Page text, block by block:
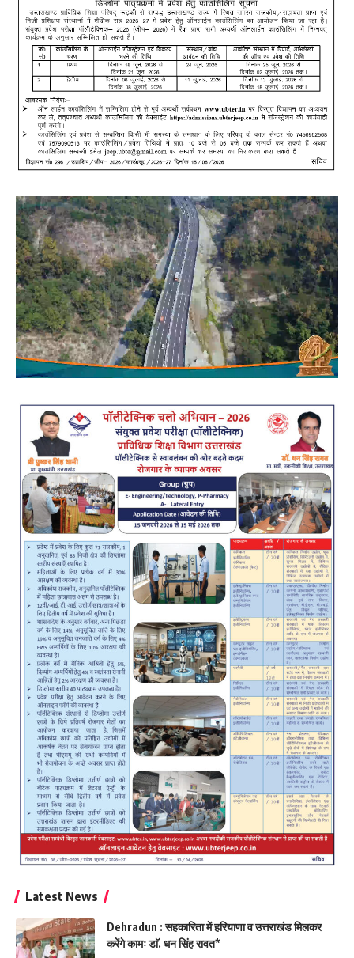
Latest News
Dehradun : सहकारिता में हरियाणा व उत्तराखंड मिलकर
करेंगे कामः डाॅ. धन सिंह रावत*